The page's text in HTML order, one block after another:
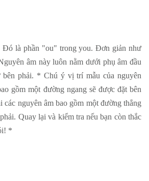
là phần "ou" trong you. Đơn giản như
âm này luôn nằm dưới phụ âm đầu
bên phải. * Chú ý vị trí mẫu của nguyên
gồm một đường ngang sẽ được đặt bên
nguyên âm bao gồm một đường thẳng
Quay lại và kiểm tra nếu bạn còn thắc
*